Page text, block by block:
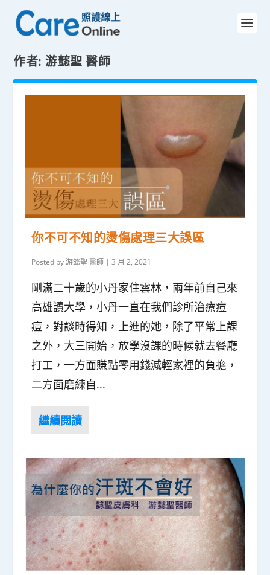
作者: 游懿聖 醫師
你不可不知的燙傷處理三大誤區
Posted by游懿聖 醫師 |3 月 2, 2021
剛滿二十歲的小丹家住雲林，兩年前自己來
高雄讀大學，小丹一直在我們診所治療痘
痘，對談時得知，上進的她，除了平常上課
之外，大三開始，放學沒課的時候就去餐廳
打工，一方面賺點零用錢減輕家裡的負擔，
二方面磨練自...